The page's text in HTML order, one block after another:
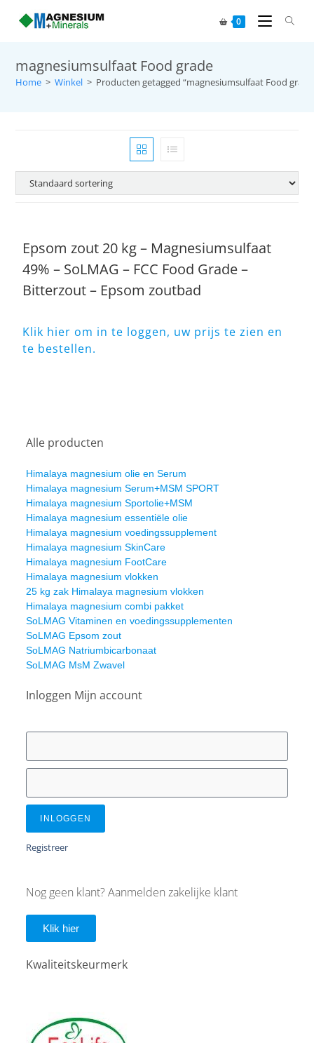
0
magnesiumsulfaat Food grade
Home > Winkel > Producten getagged “magnesiumsulfaat Food
Epsom zout 20 kg – Magnesiumsulfaat
49% – SoLMAG – FCC Food Grade –
Bitterzout – Epsom zoutbad
Klik hier om in te loggen, uw prijs te zien en
te bestellen.
Alle producten
Himalaya magnesium olie en Serum
Himalaya magnesium Serum+MSM SPORT
Himalaya magnesium Sportolie+MSM
Himalaya magnesium essentiële olie
Himalaya magnesium voedingssupplement
Himalaya magnesium SkinCare
Himalaya magnesium FootCare
Himalaya magnesium vlokken
25 kg zak Himalaya magnesium vlokken
Himalaya magnesium combi pakket
SoLMAG Vitaminen en voedingssupplementen
SoLMAG Epsom zout
SoLMAG Natriumbicarbonaat
SoLMAG MsM Zwavel
Inloggen Mijn account
INLOGGEN
Registreer
Nog geen klant? Aanmelden zakelijke klant
Klik hier
Kwaliteitskeurmerk